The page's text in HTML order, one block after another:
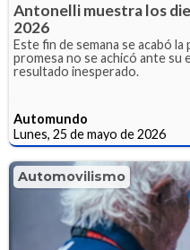
Antonelli muestra los
2026
Este fin de semana se acabó
promesa no se achicó ante su
resultado inesperado.
Automundo
Lunes, 25 de mayo de 2026
Automovilismo